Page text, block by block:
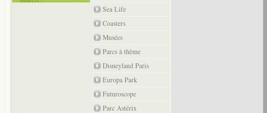
Sea Life
Coasters
Musées
Parcs à thème
Disneyland Paris
Europa Park
Futuroscope
Parc Astérix